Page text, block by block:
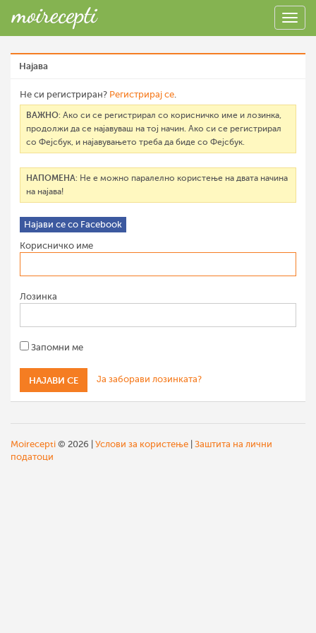
Најава
Не си регистриран? Регистрирај се.
ВАЖНО: Ако си се регистрирал со корисничко име и лозинка,
продолжи да се најавуваш на тој начин. Ако си се регистрирал
со Фејсбук, и најавувањето треба да биде со Фејсбук.
НАПОМЕНА: Не е можно паралелно користење на двата начина
на најава!
Најави се со Facebook
Корисничко име
Лозинка
Запомни ме
Ја заборави лозинката?
Moirecepti © 2026 | Услови за користење Заштита на лични
податоци